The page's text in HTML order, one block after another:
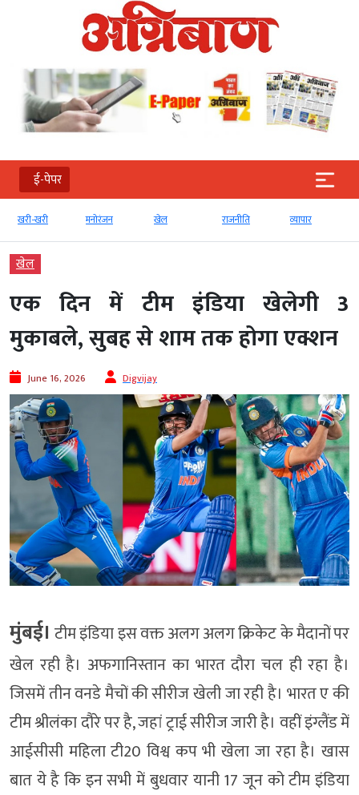
ई-पेपर
खरी-खरी मनोरंजन खेल राजनीति व्‍यापार
खेल
एक दिन में टीम इंडिया खेलेगी 3
मुकाबले, सुबह से शाम तक होगा एक्शन
June 16, 2026 Digvijay
मुंबई। टीम इंडिया इस वक्त अलग अलग क्रिकेट के मैदानों पर
खेल रही है। अफगानिस्तान का भारत दौरा चल ही रहा है।
जिसमें तीन वनडे मैचों की सीरीज खेली जा रही है। भारत ए की
टीम श्रीलंका दौरे पर है, जहां ट्राई सीरीज जारी है। वहीं इंग्लैंड में
आईसीसी महिला टी20 विश्व कप भी खेला जा रहा है। खास
बात ये है कि इन सभी में बुधवार यानी 17 जून को टीम इंडिया